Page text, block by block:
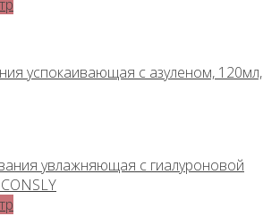
успокаивающая с азуленом, 120мл,